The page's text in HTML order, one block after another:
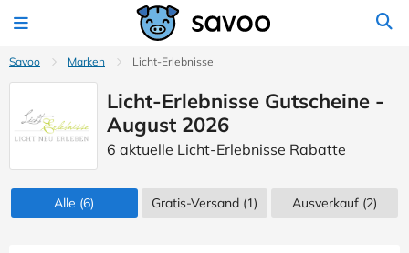
Savoo Marken Licht-Erlebnisse
Licht-Erlebnisse Gutscheine -
August 2026
6 aktuelle Licht-Erlebnisse Rabatte
Alle (6) Gratis-Versand (1) Ausverkauf (2)